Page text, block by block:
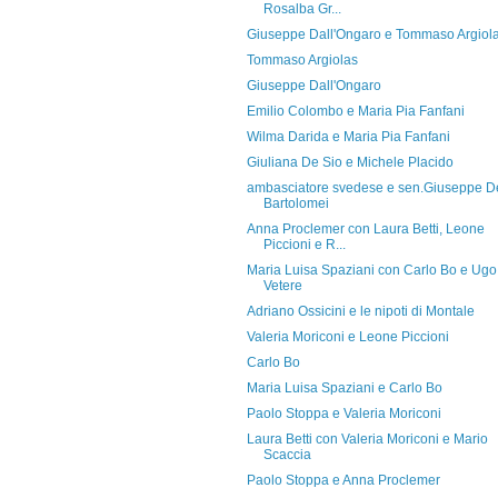
Rosalba Gr...
Giuseppe Dall'Ongaro e Tommaso
Tommaso Argiolas
Giuseppe Dall'Ongaro
Emilio Colombo e Maria Pia Fanfani
Wilma Darida e Maria Pia Fanfani
Giuliana De Sio e Michele Placido
ambasciatore svedese e sen.Giuseppe
Bartolomei
Anna Proclemer con Laura Betti, Leone
Piccioni e R...
Maria Luisa Spaziani con Carlo Bo e Ugo
Vetere
Adriano Ossicini e le nipoti di Montale
Valeria Moriconi e Leone Piccioni
Carlo Bo
Maria Luisa Spaziani e Carlo Bo
Paolo Stoppa e Valeria Moriconi
Laura Betti con Valeria Moriconi e Mario
Scaccia
Paolo Stoppa e Anna Proclemer